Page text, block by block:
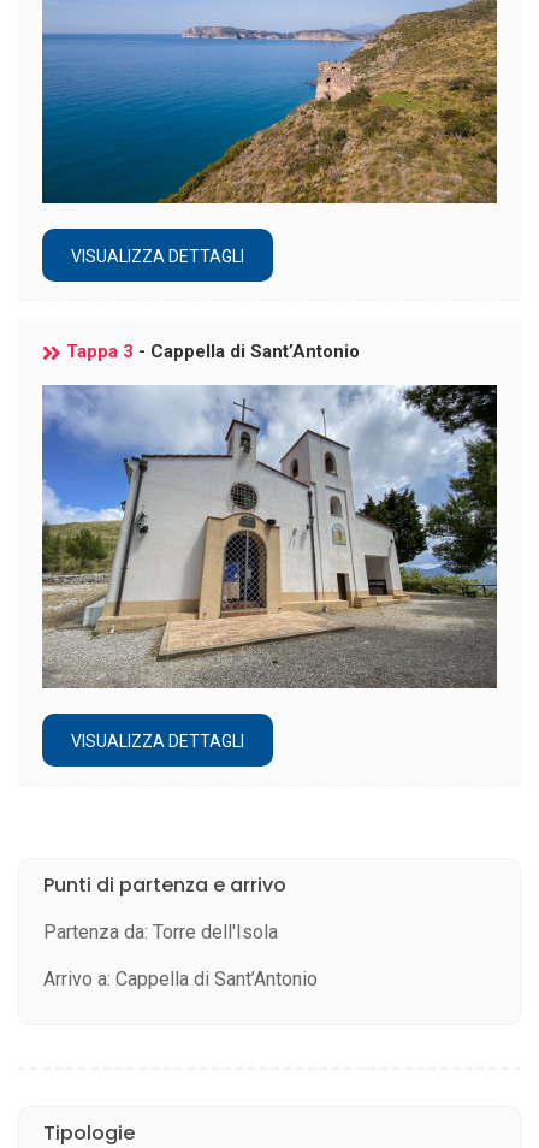
VISUALIZZA DETTAGLI
Tappa 3 - Cappella di Sant’Antonio
VISUALIZZA DETTAGLI
Punti di partenza e arrivo
Partenza da: Torre dell'Isola
Arrivo a: Cappella di Sant’Antonio
Tipologie